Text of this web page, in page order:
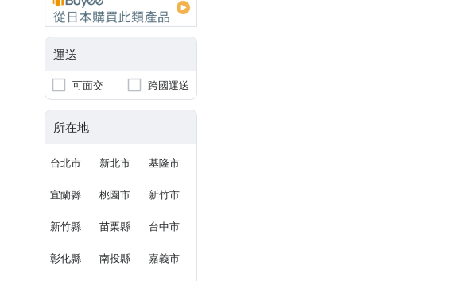
運送
可面交 跨國運送
所在地
台北市 新北市 基隆市
宜蘭縣 桃園市 新竹市
新竹縣 苗栗縣 台中市
彰化縣 南投縣 嘉義市